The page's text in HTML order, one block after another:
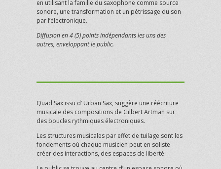
en utilisant la famille du saxophone comme source
sonore, une transformation et un pétrissage du son
par l’électronique.
Diffusion en 4 (5) points indépendants les uns des
autres, enveloppant le public.
Quad Sax issu d’ Urban Sax, suggère une réécriture
musicale des compositions de Gilbert Artman sur
des boucles rythmiques électroniques.
Les structures musicales par effet de tuilage sont les
fondements où chaque musicien peut en soliste
créer des interactions, des espaces de liberté.